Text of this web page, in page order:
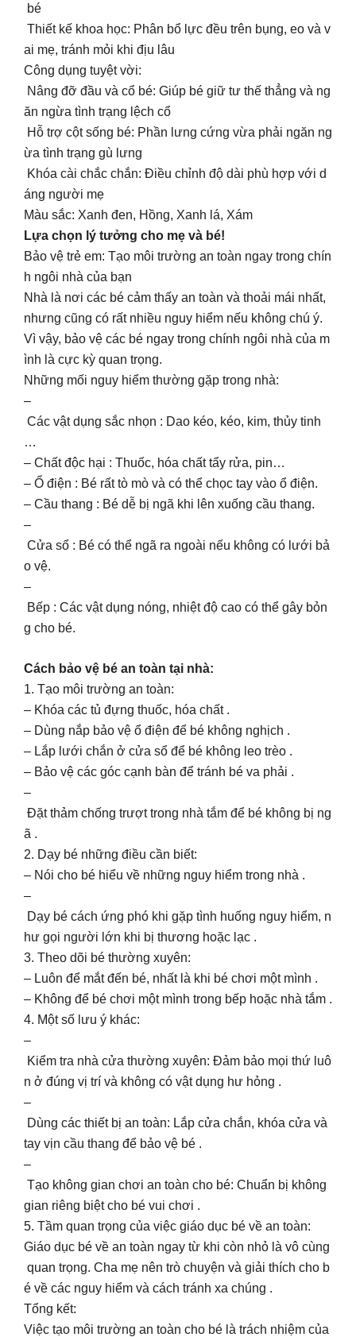
bé
Thiết kế khoa học: Phân bổ lực đều trên bụng, eo và v
ai mẹ, tránh mỏi khi địu lâu
Công dụng tuyệt vời:
Nâng đỡ đầu và cổ bé: Giúp bé giữ tư thế thẳng và ng
ăn ngừa tình trạng lệch cổ
Hỗ trợ cột sống bé: Phần lưng cứng vừa phải ngăn ng
ừa tình trạng gù lưng
Khóa cài chắc chắn: Điều chỉnh độ dài phù hợp với d
áng người mẹ
Màu sắc: Xanh đen, Hồng, Xanh lá, Xám
Lựa chọn lý tưởng cho mẹ và bé!
Bảo vệ trẻ em: Tạo môi trường an toàn ngay trong chín
h ngôi nhà của bạn
Nhà là nơi các bé cảm thấy an toàn và thoải mái nhất,
nhưng cũng có rất nhiều nguy hiểm nếu không chú ý.
Vì vậy, bảo vệ các bé ngay trong chính ngôi nhà của m
ình là cực kỳ quan trọng.
Những mối nguy hiểm thường gặp trong nhà:
–
Các vật dụng sắc nhọn : Dao kéo, kéo, kim, thủy tinh
…
– Chất độc hại : Thuốc, hóa chất tẩy rửa, pin…
– Ổ điện : Bé rất tò mò và có thể chọc tay vào ổ điện.
– Cầu thang : Bé dễ bị ngã khi lên xuống cầu thang.
–
Cửa sổ : Bé có thể ngã ra ngoài nếu không có lưới bả
o vệ.
–
Bếp : Các vật dụng nóng, nhiệt độ cao có thể gây bỏn
g cho bé.
Cách bảo vệ bé an toàn tại nhà:
1. Tạo môi trường an toàn:
– Khóa các tủ đựng thuốc, hóa chất .
– Dùng nắp bảo vệ ổ điện để bé không nghịch .
– Lắp lưới chắn ở cửa sổ để bé không leo trèo .
– Bảo vệ các góc cạnh bàn để tránh bé va phải .
–
Đặt thảm chống trượt trong nhà tắm để bé không bị ng
ã .
2. Dạy bé những điều cần biết:
– Nói cho bé hiểu về những nguy hiểm trong nhà .
–
Dạy bé cách ứng phó khi gặp tình huống nguy hiểm, n
hư gọi người lớn khi bị thương hoặc lạc .
3. Theo dõi bé thường xuyên:
– Luôn để mắt đến bé, nhất là khi bé chơi một mình .
– Không để bé chơi một mình trong bếp hoặc nhà tắm .
4. Một số lưu ý khác:
–
Kiểm tra nhà cửa thường xuyên: Đảm bảo mọi thứ luô
n ở đúng vị trí và không có vật dụng hư hỏng .
–
Dùng các thiết bị an toàn: Lắp cửa chắn, khóa cửa và
tay vịn cầu thang để bảo vệ bé .
–
Tạo không gian chơi an toàn cho bé: Chuẩn bị không
gian riêng biệt cho bé vui chơi .
5. Tầm quan trọng của việc giáo dục bé về an toàn:
Giáo dục bé về an toàn ngay từ khi còn nhỏ là vô cùng
quan trọng. Cha mẹ nên trò chuyện và giải thích cho b
é về các nguy hiểm và cách tránh xa chúng .
Tổng kết:
Việc tạo môi trường an toàn cho bé là trách nhiệm của